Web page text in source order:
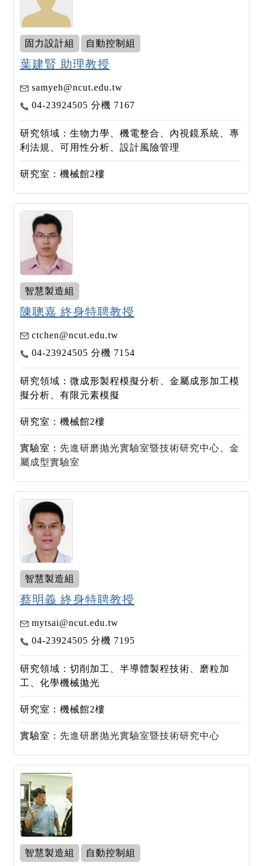
固力設計組 自動控制組
葉建賢 助理教授
samyeh@ncut.edu.tw
04-23924505 分機 7167
研究領域：生物力學、機電整合、內視鏡系統、專
利法規、可用性分析、設計風險管理
研究室：機械館2樓
智慧製造組
陳聰嘉 終身特聘教授
ctchen@ncut.edu.tw
04-23924505 分機 7154
研究領域：微成形製程模擬分析、金屬成形加工模
擬分析、有限元素模擬
研究室：機械館2樓
實驗室： 先進研磨抛光實驗室暨技術研究中心
金
屬成型實驗室
智慧製造組
蔡明義 終身特聘教授
mytsai@ncut.edu.tw
04-23924505 分機 7195
研究領域：切削加工、半導體製程技術、磨粒加
工、化學機械拋光
研究室：機械館2樓
實驗室： 先進研磨抛光實驗室暨技術研究中心
智慧製造組 自動控制組